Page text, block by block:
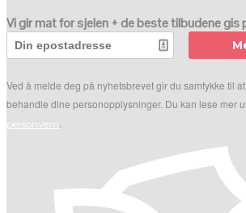
Vi gir mat for sjelen + de beste tilbudene gis
Ved å melde deg på nyhetsbrevet gir du samtykke til
behandle dine personopplysninger. Du kan lese mer
personvern